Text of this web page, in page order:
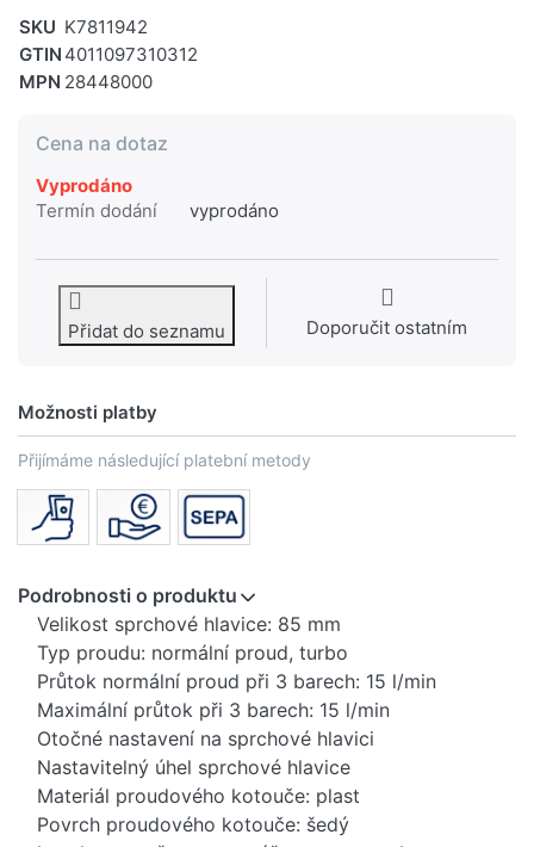
SKU K7811942
GTIN 4011097310312
MPN 28448000
Cena na dotaz
Vyprodáno
Termín dodání
vyprodáno
Přidat do seznamu Doporučit ostatním
Možnosti platby
Přijímáme následující platební metody
Podrobnosti o produktu
Velikost sprchové hlavice: 85 mm
Typ proudu: normální proud, turbo
Průtok normální proud při 3 barech: 15 l/min
Maximální průtok při 3 barech: 15 l/min
Otočné nastavení na sprchové hlavici
Nastavitelný úhel sprchové hlavice
Materiál proudového kotouče: plast
Povrch proudového kotouče: šedý